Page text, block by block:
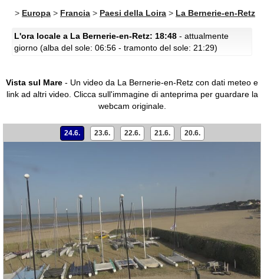
> Europa > Francia > Paesi della Loira > La Bernerie-en-Retz
L'ora locale a La Bernerie-en-Retz: 18:48 - attualmente
giorno (alba del sole: 06:56 - tramonto del sole: 21:29)
Vista sul Mare - Un video da La Bernerie-en-Retz con dati meteo e
link ad altri video. Clicca sull'immagine di anteprima per guardare la
webcam originale.
24.6. 23.6. 22.6. 21.6. 20.6.